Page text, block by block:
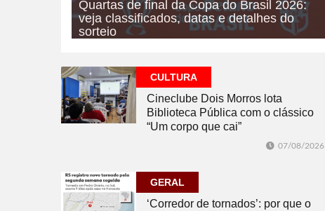
Quartas de final da Copa do Brasil 2026:
veja classificados, datas e detalhes do
sorteio
CULTURA
Cineclube Dois Morros lota
Biblioteca Pública com o clássico
“Um corpo que cai”
07/08/2026
GERAL
‘Corredor de tornados’: por que o